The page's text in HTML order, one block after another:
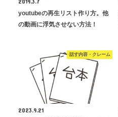
youtubeの再生リスト作り方。他
の動画に浮気させない方法！
話す内容・クレーム
2023.9.21